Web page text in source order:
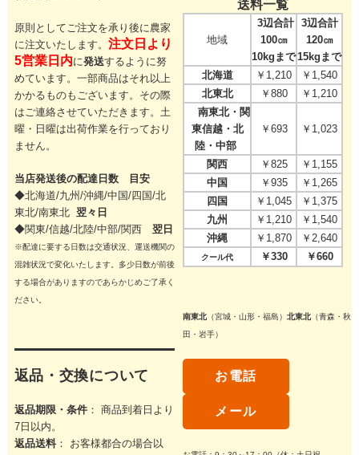
原則としてご注文を承り後に農家
に注文いたします。 注文日より
5営業日内に発送するように努
めています。一部商品はそれ以上
かかるものもございます。その際
はご連絡させていただきます。 土
曜・日曜は出荷作業を行っており
ません。
当店発送後の配達日数 目安
◆北海道/九州/沖縄/中国/四国/北
東北/南東北 翌々日
◆関東/信越/北陸/中部/関西 翌日
※配達に要する日数は交通状況、運送機関の
混雑状況で変化いたします。多少日数が前後
する場合がありますのであらかじめご了承く
ださい。
返品・交換について
返品期限・条件： 商品到着日より
7日以内。
返品送料： お客様都合の場合以
送料一覧
地域
3辺合計
100㎝
10kgまで
3辺合計
120㎝
15kgまで
北海道
￥1,210
￥1,540
北東北
￥880
￥1,210
南東北・関
東信越・北
陸・中部
￥693 ￥1,023
関西 ￥825
￥1,155
中国
￥935
￥1,265
四国
￥1,045
￥1,375
九州
￥1,210
￥1,540
沖縄
￥1,870 ￥2,640
クール代 ￥330 ￥660
南東北（宮城・山形・福島）北東北（青森・秋
田・岩手）
お電話
メール